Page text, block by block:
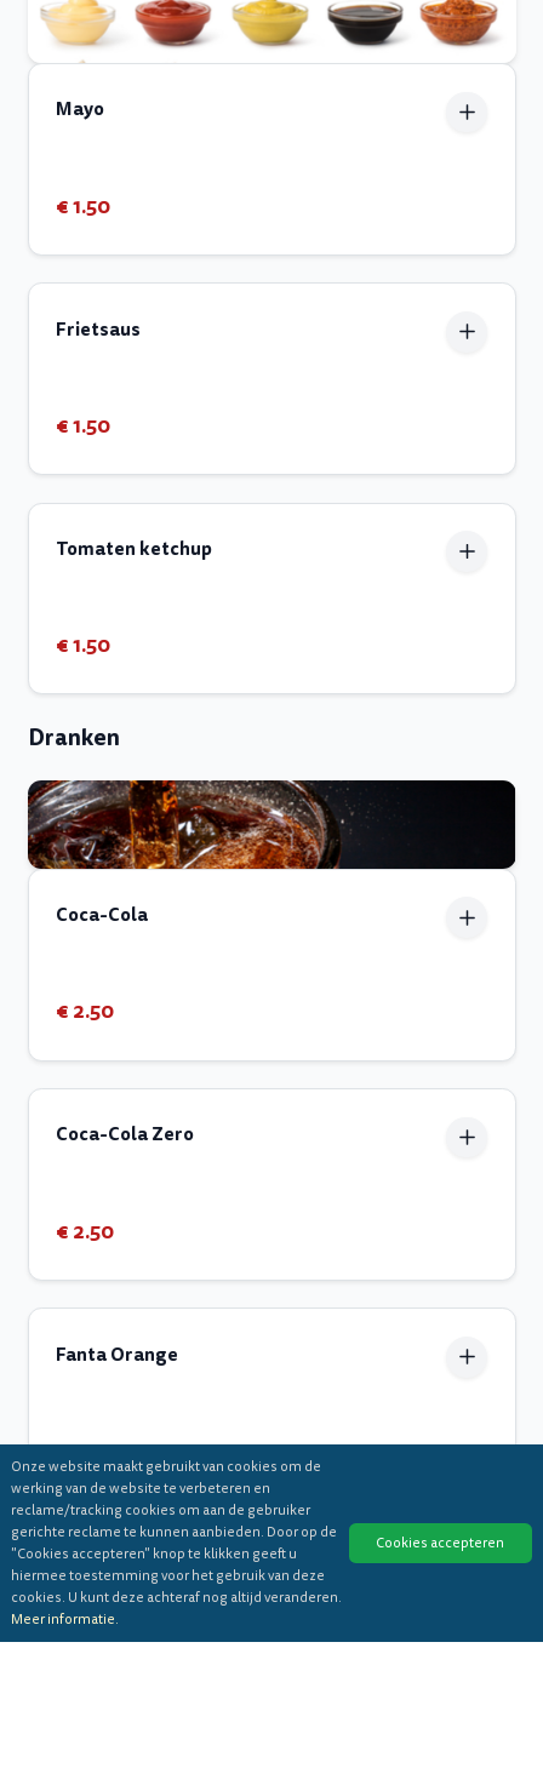
Mayo
€ 1.50
Frietsaus
€ 1.50
Tomaten ketchup
€ 1.50
Dranken
Coca-Cola
€ 2.50
Coca-Cola Zero
€ 2.50
Fanta Orange
€ 2.50
Onze website maakt gebruikt van cookies om de
werking van de website te verbeteren en
reclame/tracking cookies om aan de gebruiker
gerichte reclame te kunnen aanbieden. Door op de
"Cookies accepteren" knop te klikken geeft u
hiermee toestemming voor het gebruik van deze
cookies. U kunt deze achteraf nog altijd veranderen.
Meer informatie.
Cookies accepteren